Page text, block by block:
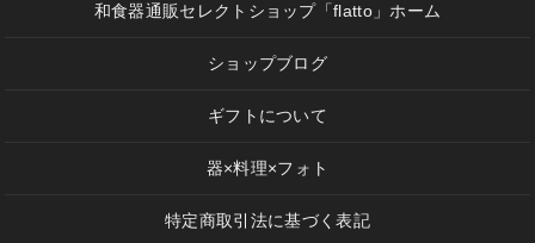
和食器通販セレクトショップ「flatto」ホーム
ショップブログ
ギフトについて
器×料理×フォト
特定商取引法に基づく表記